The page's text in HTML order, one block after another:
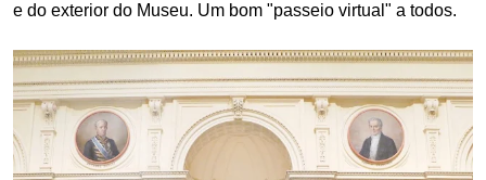
e do exterior do Museu. Um bom "passeio virtual" a todos.